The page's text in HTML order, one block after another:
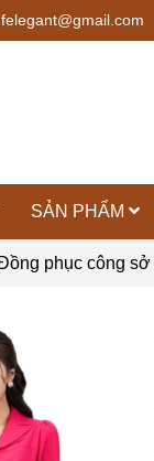
SẢN PHẨM
phục công sở